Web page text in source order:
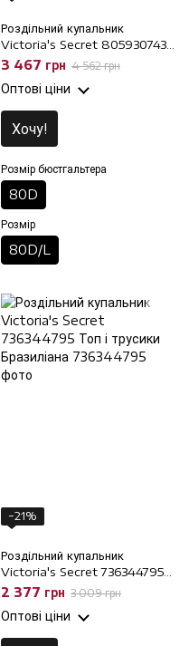
Роздільний купальник
Victoria's Secret 805930743
Топ і трусики Бразиліана,
80D/L, 80D
3 467 грн 4 562 грн
Оптові ціни
Хочу!
Розмір бюстгальтера
80D
Розмір
80D/L
−21%
Роздільний купальник
Victoria's Secret 736344795
Топ і трусики Бразиліана, XS,
2 377 грн 3 009 грн
Оптові ціни